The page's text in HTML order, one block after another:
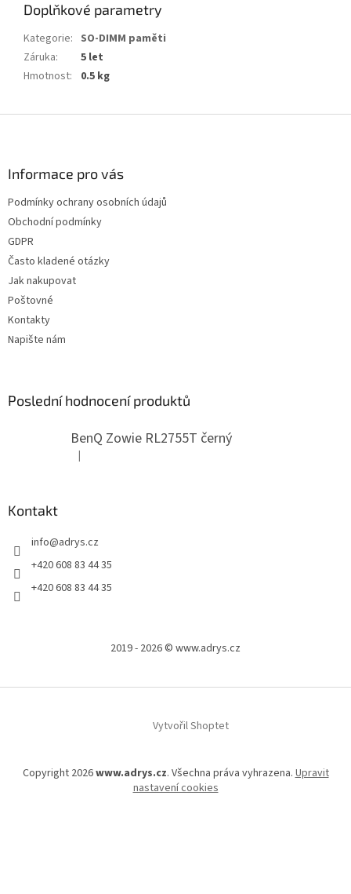
Doplňkové parametry
Kategorie: SO-DIMM paměti
Záruka:
5 let
Hmotnost: 0.5 kg
Informace pro vás
Podmínky ochrany osobních údajů
Obchodní podmínky
GDPR
Často kladené otázky
Jak nakupovat
Poštovné
Kontakty
Napište nám
Poslední hodnocení produktů
BenQ Zowie RL2755T černý
Hodnocení produktu je 5 z 5 hvězdiček.
|
Kontakt
info@adrys.cz
+420 608 83 44 35
+420 608 83 44 35
2019 - 2026 © www.adrys.cz
Vytvořil Shoptet
Copyright 2026www.adrys.cz. Všechna práva vyhrazena.Upravit
nastavení cookies